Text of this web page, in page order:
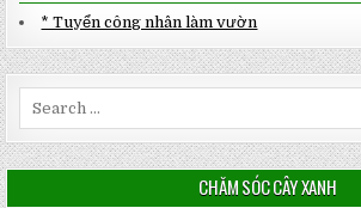
* Tuyển công nhân làm vườn
CHĂM SÓC CÂY XANH